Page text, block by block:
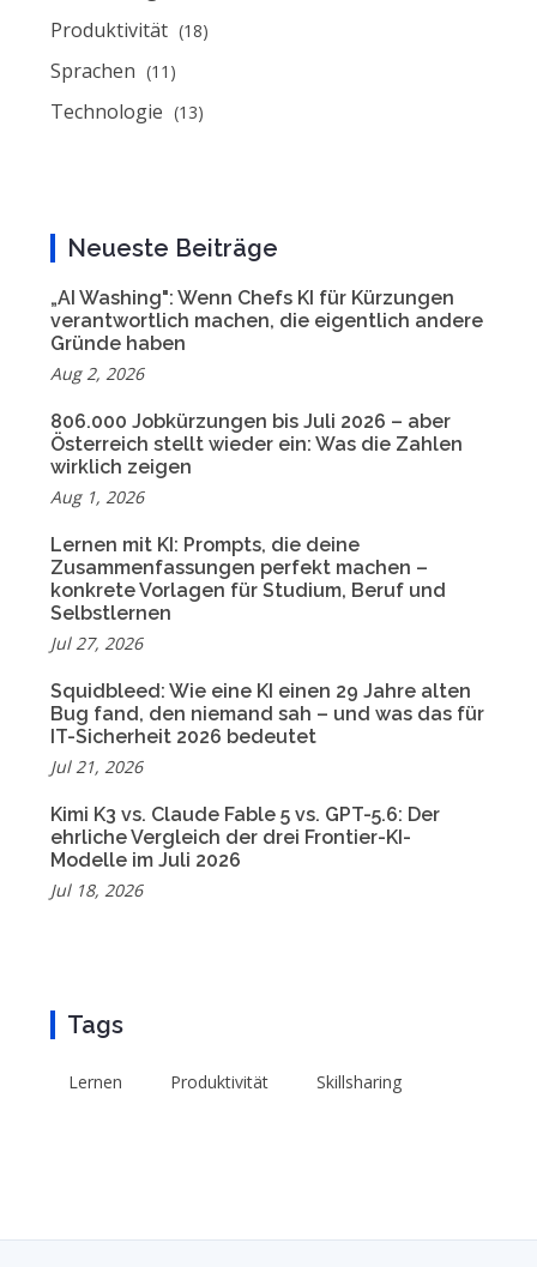
Produktivität (18)
Sprachen (11)
Technologie (13)
Neueste Beiträge
„AI Washing": Wenn Chefs KI für Kürzungen
verantwortlich machen, die eigentlich andere
Gründe haben
Aug 2, 2026
806.000 Jobkürzungen bis Juli 2026 – aber
Österreich stellt wieder ein: Was die Zahlen
wirklich zeigen
Aug 1, 2026
Lernen mit KI: Prompts, die deine
Zusammenfassungen perfekt machen –
konkrete Vorlagen für Studium, Beruf und
Selbstlernen
Jul 27, 2026
Squidbleed: Wie eine KI einen 29 Jahre alten
Bug fand, den niemand sah – und was das für
IT-Sicherheit 2026 bedeutet
Jul 21, 2026
Kimi K3 vs. Claude Fable 5 vs. GPT-5.6: Der
ehrliche Vergleich der drei Frontier-KI-
Modelle im Juli 2026
Jul 18, 2026
Tags
Lernen Produktivität Skillsharing